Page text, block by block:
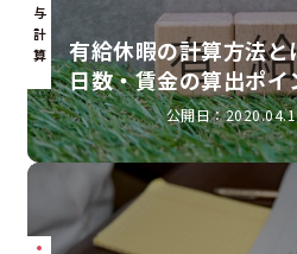
与
計
算
有給休暇の計算方法
日数・賃金の算出ポ
て解説
公開日：